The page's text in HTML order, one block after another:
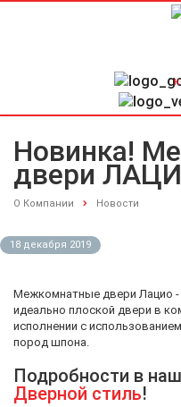
Новинка!
двери
О Компании Новости
18 декабря 2019
Межкомнатные двери Лацио
идеально плоской двери в
исполнении с
пород шпона.
Подробности в
Дверной стиль!